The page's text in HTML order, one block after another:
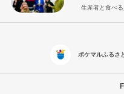
生産者と食べ
ポケマルふるさ